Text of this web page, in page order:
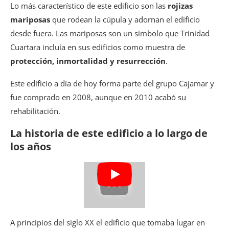
Lo más característico de este edificio son las rojizas
mariposas que rodean la cúpula y adornan el edificio
desde fuera. Las mariposas son un símbolo que Trinidad
Cuartara incluía en sus edificios como muestra de
protección, inmortalidad y resurrección.
Este edificio a día de hoy forma parte del grupo Cajamar y
fue comprado en 2008, aunque en 2010 acabó su
rehabilitación.
La historia de este edificio a lo largo de
los años
A principios del siglo XX el edificio que tomaba lugar en